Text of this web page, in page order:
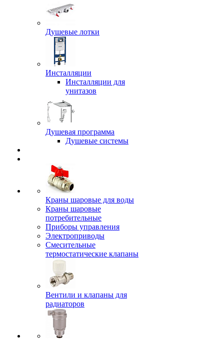
Душевые лотки
Инсталляции
Инсталляции для
унитазов
Душевая программа
Душевые системы
Краны шаровые для воды
Краны шаровые
потребительные
Приборы управления
Электроприводы
Смесительные
термостатические клапаны
Вентили и клапаны для
радиаторов